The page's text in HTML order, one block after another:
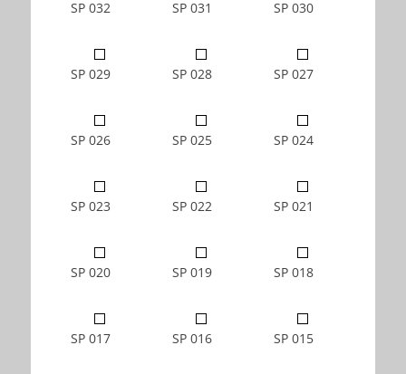
SP 032 SP 031 SP 030
SP 029 SP 028 SP 027
SP 026 SP 025 SP 024
SP 023 SP 022 SP 021
SP 020 SP 019 SP 018
SP 017 SP 016 SP 015